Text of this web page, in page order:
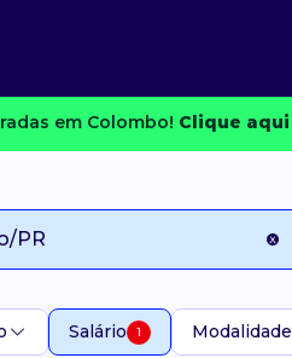
em Colombo! Clique aqui
Salário 1 Modalidade